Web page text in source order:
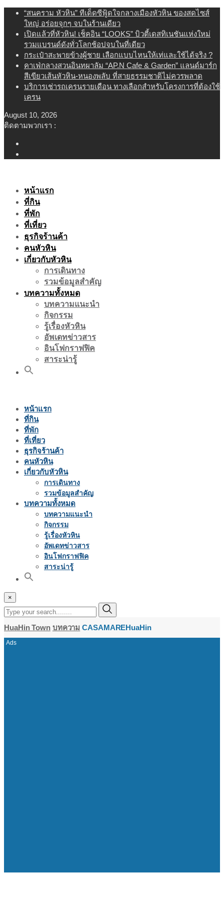
Skip
content
“สนคราม หัวหิน” ทีเด็ดซีฟู้ดใจกลางเมืองหัวหิน ของสดไซส์
ใหญ่ อร่อยจุกๆ จบในร้านเดียว
เปิดแล้วที่หัวหิน! เช็คอิน “LOOKS” บิวตี้เดสทิเนชันแห่งใหม่
รวมแบรนด์ดังทั่วโลกช้อปจบในที่เดียว
กระเป๋าสะพายข้างผู้ชาย เลือกแบบไหนให้เท่และใช้ได้จริง ?
คาเฟ่กลางสวนอินทผาลัม “AP.N Cafe & Garden” แลนด์มาร์ก
สีเขียวเส้นหัวหิน-หนองพลับ ที่สายธรรมชาติไม่ควรพลาด
บริการเช่ารถเครนรายเดือน ทางเลือกสำหรับโครงการที่ต้องใช้
เครน
August 10, 2026
ติดตามพวกเรา :
หน้าแรก
ที่กิน
ที่พัก
ที่เที่ยว
ธุรกิจร้านค้า
คนหัวหิน
เกี่ยวกับหัวหิน
การเดินทาง
รวมข้อมูลสำคัญ
บทความทั้งหมด
บทความแนะนำ
กิจกรรม
รู้เรื่องหัวหิน
อัพเดทข่าวสาร
อินโฟกราฟฟิค
สาระน่ารู้
หน้าแรก
ที่กิน
ที่พัก
ที่เที่ยว
ธุรกิจร้านค้า
คนหัวหิน
เกี่ยวกับหัวหิน
การเดินทาง
รวมข้อมูลสำคัญ
บทความทั้งหมด
บทความแนะนำ
กิจกรรม
รู้เรื่องหัวหิน
อัพเดทข่าวสาร
อินโฟกราฟฟิค
สาระน่ารู้
×
HuaHin Town บทความ CASAMAREHuaHin